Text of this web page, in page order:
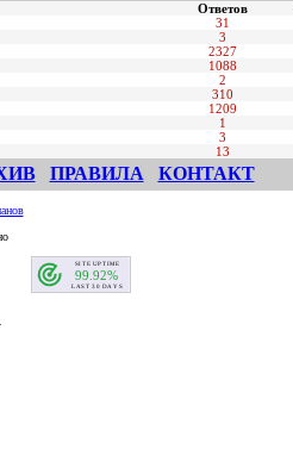
Ответов
31
3
2327
1088
2
310
1209
1
3
13
ПРАВИЛА КОНТАКТ